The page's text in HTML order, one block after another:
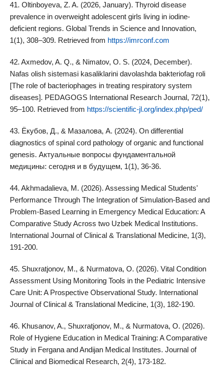
41. Oltinboyeva, Z. A. (2026, January). Thyroid disease
prevalence in overweight adolescent girls living in iodine-
deficient regions. Global Trends in Science and Innovation,
1(1), 308–309. Retrieved from https://imrconf.com
42. Axmedov, A. Q., & Nimatov, O. S. (2024, December).
Nafas olish sistemasi kasaliklarini davolashda bakteriofag roli
[The role of bacteriophages in treating respiratory system
diseases]. PEDAGOGS International Research Journal, 72(1),
95–100. Retrieved from https://scientific-jl.org/index.php/ped/
43. Ёкубов, Д., & Мазалова, А. (2024). On differential
diagnostics of spinal cord pathology of organic and functional
genesis. Актуальные вопросы фундаментальной
медицины: сегодня и в будущем, 1(1), 36-36.
44. Akhmadalieva, M. (2026). Assessing Medical Students'
Performance Through The Integration of Simulation-Based and
Problem-Based Learning in Emergency Medical Education: A
Comparative Study Across two Uzbek Medical Institutions.
International Journal of Clinical & Translational Medicine, 1(3),
191-200.
45. Shuxratjonov, M., & Nurmatova, O. (2026). Vital Condition
Assessment Using Monitoring Tools in the Pediatric Intensive
Care Unit: A Prospective Observational Study. International
Journal of Clinical & Translational Medicine, 1(3), 182-190.
46. Khusanov, A., Shuxratjonov, M., & Nurmatova, O. (2026).
Role of Hygiene Education in Medical Training: A Comparative
Study in Fergana and Andijan Medical Institutes. Journal of
Clinical and Biomedical Research, 2(4), 173-182.